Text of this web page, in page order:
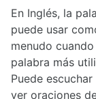
En Inglés, la
puede usar
menudo
palabra más
Puede
ver oraciones